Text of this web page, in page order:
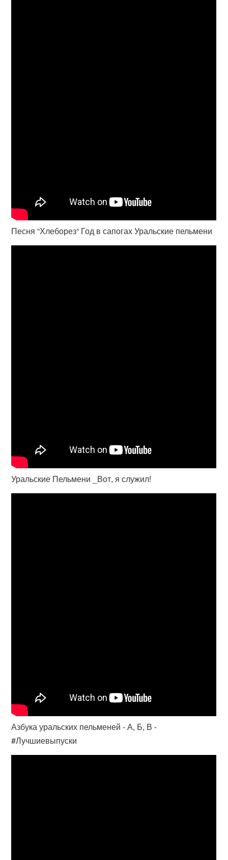
Песня “Хлеборез“ Год в сапогах Уральские пельмени
Уральские Пельмени _Вот, я служил!
Азбука уральских пельменей - А, Б, В -
#Лучшиевыпуски